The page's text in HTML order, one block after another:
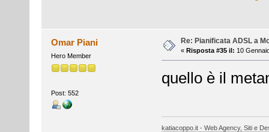
Omar Piani
Hero Member
Post: 552
Re: Pianificata ADSL a
« Risposta #35 il: 10
quello è il
katiacoppo.it - Web Agency, Siti e